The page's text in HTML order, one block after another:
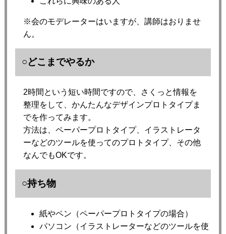
※会のモデレーターはいますが、講師はおりませ
ん。
○どこまでやるか
2時間という短い時間ですので、さくっと情報を
整理をして、かんたんなデザインプロトタイプま
でを作ってみます。
方法は、ペーパープロトタイプ、イラストレータ
ーなどのツールを使ってのプロトタイプ、その他
なんでもOKです。
○持ち物
紙やペン（ペーパープロトタイプの場合）
パソコン（イラストレーターなどのツールを使